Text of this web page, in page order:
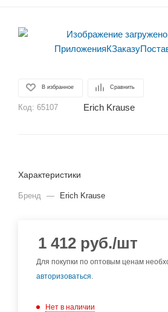
В избранное Сравнить
Код: 65107 Erich Krause
Характеристики
Бренд — Erich Krause
1 412 руб./шт
Для покупки по оптовым ценам
авторизоваться.
Нет в наличии